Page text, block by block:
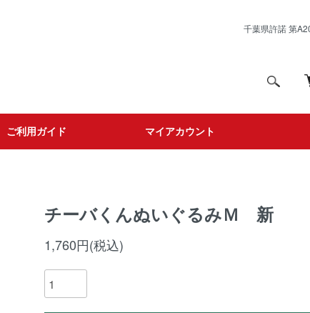
千葉県許諾 第
ご利用ガイド マイアカウント
チーバくんぬいぐるみＭ 新
1,760円(税込)